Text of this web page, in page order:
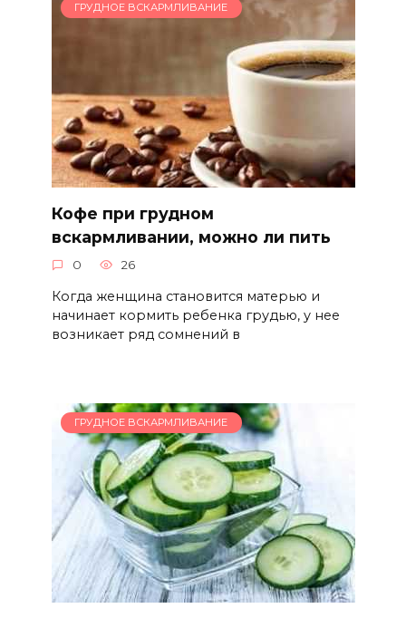
ГРУДНОЕ ВСКАРМЛИВАНИЕ
Кофе при грудном
вскармливании, можно ли пить
0 26
Когда женщина становится матерью и
начинает кормить ребенка грудью, у нее
возникает ряд сомнений в
ГРУДНОЕ ВСКАРМЛИВАНИЕ